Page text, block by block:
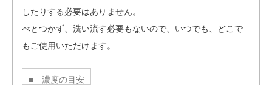
したりする必要はありません。
べとつかず、洗い流す必要もないので、いつでも、どこで
もご使用いただけます。
■ 濃度の目安